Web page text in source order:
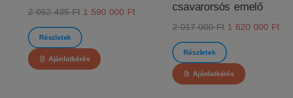
2 052 435 Ft 1 590 000 Ft
Részletek
Ajánlatkérés
csavarorsós emelő
2 017 000 Ft 1 620 000 Ft
Részletek
Ajánlatkérés